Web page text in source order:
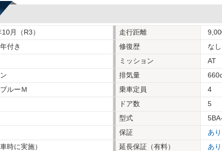
月（R3） 走行距離
付き 修復歴
なし
ミッション
AT
排気量
ルーＭ 乗車定員
4
ドア数
5
型式
保証
あり
時に実施） 延長保証（有料）
あり